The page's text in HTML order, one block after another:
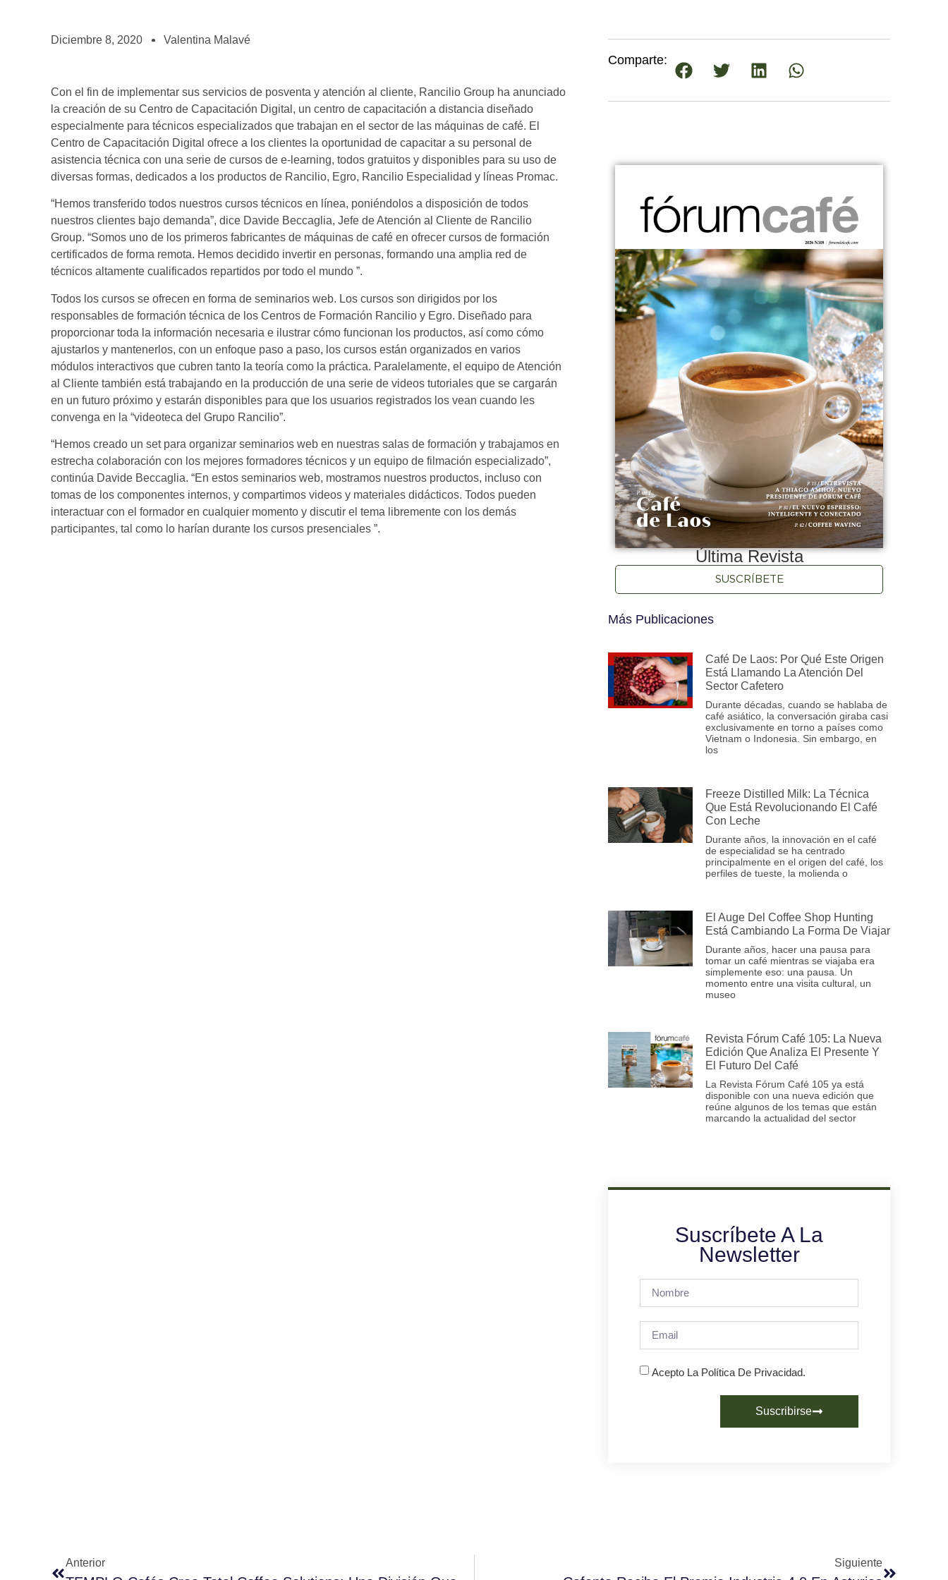
Diciembre 8, 2020 Valentina Malavé
Con el fin de implementar sus servicios de posventa y atención al cliente, Rancilio Group ha anunciado
la creación de su Centro de Capacitación Digital, un centro de capacitación a distancia diseñado
especialmente para técnicos especializados que trabajan en el sector de las máquinas de café. El
Centro de Capacitación Digital ofrece a los clientes la oportunidad de capacitar a su personal de
asistencia técnica con una serie de cursos de e-learning, todos gratuitos y disponibles para su uso de
diversas formas, dedicados a los productos de Rancilio, Egro, Rancilio Especialidad y líneas Promac.
“Hemos transferido todos nuestros cursos técnicos en línea, poniéndolos a disposición de todos
nuestros clientes bajo demanda”, dice Davide Beccaglia, Jefe de Atención al Cliente de Rancilio
Group. “Somos uno de los primeros fabricantes de máquinas de café en ofrecer cursos de formación
certificados de forma remota. Hemos decidido invertir en personas, formando una amplia red de
técnicos altamente cualificados repartidos por todo el mundo ”.
Todos los cursos se ofrecen en forma de seminarios web. Los cursos son dirigidos por los
responsables de formación técnica de los Centros de Formación Rancilio y Egro. Diseñado para
proporcionar toda la información necesaria e ilustrar cómo funcionan los productos, así como cómo
ajustarlos y mantenerlos, con un enfoque paso a paso, los cursos están organizados en varios
módulos interactivos que cubren tanto la teoría como la práctica. Paralelamente, el equipo de Atención
al Cliente también está trabajando en la producción de una serie de videos tutoriales que se cargarán
en un futuro próximo y estarán disponibles para que los usuarios registrados los vean cuando les
convenga en la “videoteca del Grupo Rancilio”.
“Hemos creado un set para organizar seminarios web en nuestras salas de formación y trabajamos en
estrecha colaboración con los mejores formadores técnicos y un equipo de filmación especializado”,
continúa Davide Beccaglia. “En estos seminarios web, mostramos nuestros productos, incluso con
tomas de los componentes internos, y compartimos videos y materiales didácticos. Todos pueden
interactuar con el formador en cualquier momento y discutir el tema libremente con los demás
participantes, tal como lo harían durante los cursos presenciales ”.
Comparte:
Última Revista
SUSCRÍBETE
Más Publicaciones
Café De Laos: Por Qué Este Origen
Está Llamando La Atención Del
Sector Cafetero
Durante décadas, cuando se hablaba de
café asiático, la conversación giraba casi
exclusivamente en torno a países como
Vietnam o Indonesia. Sin embargo, en
los
Freeze Distilled Milk: La Técnica
Que Está Revolucionando El Café
Con Leche
Durante años, la innovación en el café
de especialidad se ha centrado
principalmente en el origen del café, los
perfiles de tueste, la molienda o
El Auge Del Coffee Shop Hunting
Está Cambiando La Forma De Viajar
Durante años, hacer una pausa para
tomar un café mientras se viajaba era
simplemente eso: una pausa. Un
momento entre una visita cultural, un
museo
Revista Fórum Café 105: La Nueva
Edición Que Analiza El Presente Y
El Futuro Del Café
La Revista Fórum Café 105 ya está
disponible con una nueva edición que
reúne algunos de los temas que están
marcando la actualidad del sector
Suscríbete A La
Newsletter
Acepto La Política De Privacidad.
Suscribirse
Anterior Siguiente